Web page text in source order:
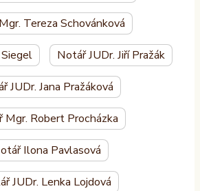
Tereza Schovánková
Notář JUDr. Jiří Pražák
JUDr. Jana Pražáková
Mgr. Robert Procházka
Ilona Pavlasová
JUDr. Lenka Lojdová